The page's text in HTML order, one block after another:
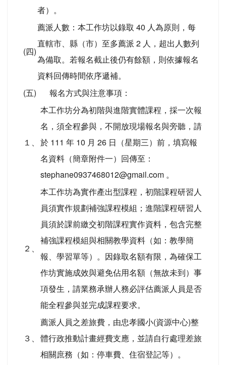
者）。
(四)
薦派人數：本工作坊以錄取 40 人為原則，每
直轄市、縣（市）至多薦派 2 人，超出人數列
為備取。若報名截止後仍有餘額，則依據報名
資料回傳時間依序遞補。
(五)
報名方式與注意事項：
１、
本工作坊分為初階與進階實體課程，採一次報
名，須全程參與，不開放現場報名與旁聽，請
於 111 年 10 月 26 日（星期三）前，填寫報
名資料（簡章附件一）回傳至：
stephane0937468012@gmail.com 。
２、
本工作坊為實作產出型課程，初階課程研習人
員須實作規劃補強課程模組；進階課程研習人
員須於課前繳交初階課程實作資料，包含完整
補強課程模組與相關教學資料（如：教學簡
報、學習單等）。因錄取名額有限，為確保工
作坊實施成效與避免佔用名額（無故未到）事
項發生，請業務承辦人務必評估薦派人員是否
能全程參與並完成課程要求。
３、
薦派人員之差旅費，由忠孝國小(資源中心)整
體行政推動計畫經費支應，並請自行處理差旅
相關庶務（如：停車費、住宿登記等）。